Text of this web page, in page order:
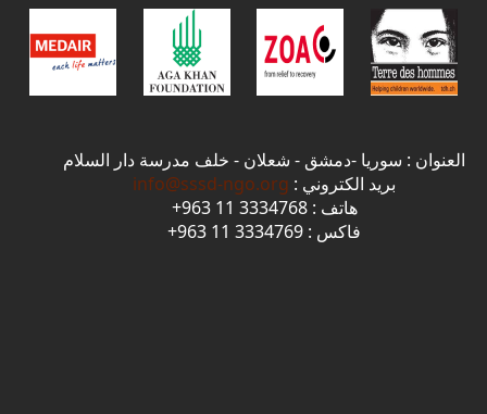
العنوان : سوريا -دمشق - شعلان - خلف مدرسة دار السلام
بريد الكتروني : info@sssd-ngo.org
هاتف : 3334768 11 963+
فاكس : 3334769 11 963+